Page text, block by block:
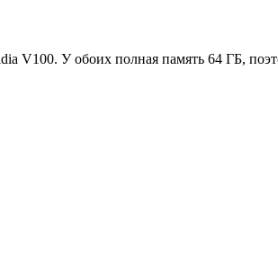
V100. У обоих полная память 64 ГБ,